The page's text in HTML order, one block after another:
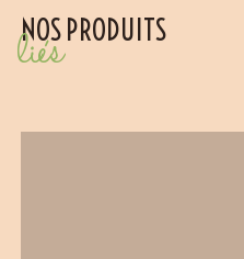
NOS PRODUITS
liés